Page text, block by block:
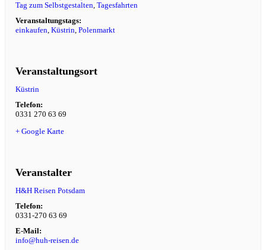
Tag zum Selbstgestalten ,Tagesfahrten
Veranstaltungstags:
einkaufen ,Küstrin ,Polenmarkt
Veranstaltungsort
Küstrin
Telefon:
0331 270 63 69
+ Google Karte
Veranstalter
H&H Reisen Potsdam
Telefon:
0331-270 63 69
E-Mail:
info@huh-reisen.de